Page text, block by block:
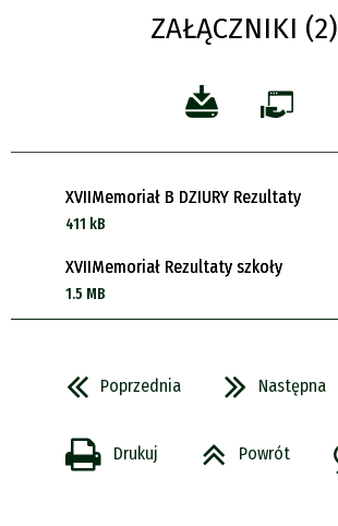
ZAŁĄCZNIKI (2)
XVIIMemoriał B DZIURY Rezultaty
411 kB
XVIIMemoriał Rezultaty szkoły
1.5 MB
Poprzednia Następna
Drukuj Powrót